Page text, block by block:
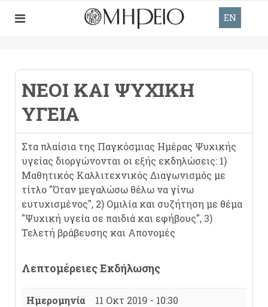
EN
ΝΈΟΙ ΚΑΙ ΨΥΧΙΚΉ
ΥΓΕΊΑ
Στα πλαίσια της Παγκόσμιας Ημέρας Ψυχικής
υγείας διοργώνονται οι εξής εκδηλώσεις: 1)
Μαθητικός Καλλιτεχνικός Διαγωνισμός με
τίτλο "Όταν μεγαλώσω θέλω να γίνω
ευτυχισμένος", 2) Ομιλία και συζήτηση με θέμα
"Ψυχική υγεία σε παιδιά και εφήβους", 3)
Τελετή βράβευσης και Απονομές
Λεπτομέρειες Εκδήλωσης
Ημερομηνία
11 Οκτ 2019 - 10:30